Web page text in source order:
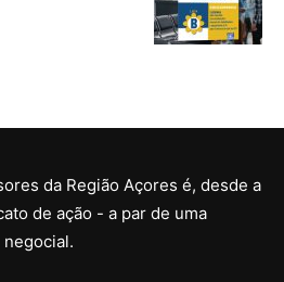
da Região Açores é, desde a
de ação - a par de uma